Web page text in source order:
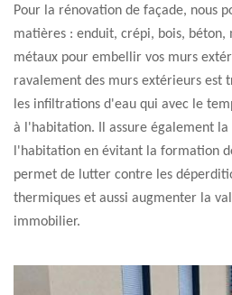
Pour la rénovation de façade, nous
matières : enduit, crépi, bois, béton,
métaux pour embellir vos murs
ravalement des murs extérieurs est
les infiltrations d'eau qui avec le
à l'habitation. Il assure également la
l'habitation en évitant la formation
permet de lutter contre les
thermiques et aussi augmenter la
immobilier.